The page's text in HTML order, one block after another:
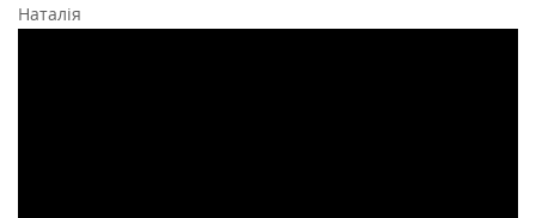
Наталія